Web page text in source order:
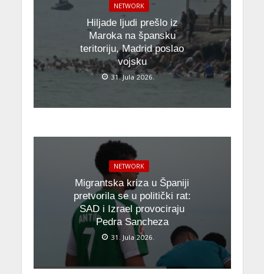
NETWORK
Hiljade ljudi prešlo iz
Maroka na špansku
teritoriju, Madrid poslao
vojsku
31. Jula 2026.
NETWORK
Migrantska kriza u Španiji
pretvorila se u politički rat:
SAD i Izrael provociraju
Pedra Sancheza
31. Jula 2026.